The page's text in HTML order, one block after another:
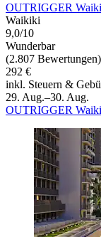
OUTRIGGER
Waikiki
9,0/10
Wunderbar
(2.807 Bewertungen)
292 €
inkl. Steuern &
29. Aug.–30. Aug.
OUTRIGGER